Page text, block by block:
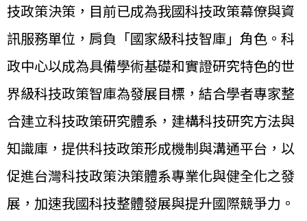
技政策決策，目前已成為我國科技政策幕僚與資
訊服務單位，肩負「國家級科技智庫」角色。科
政中心以成為具備學術基礎和實證研究特色的世
界級科技政策智庫為發展目標，結合學者專家整
合建立科技政策研究體系，建構科技研究方法與
知識庫，提供科技政策形成機制與溝通平台，以
促進台灣科技政策決策體系專業化與健全化之發
展，加速我國科技整體發展與提升國際競爭力。